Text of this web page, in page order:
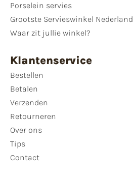
Porselein servies
Grootste Servieswinkel Nederland
Waar zit jullie winkel?
Klantenservice
Bestellen
Betalen
Verzenden
Retourneren
Over ons
Tips
Contact